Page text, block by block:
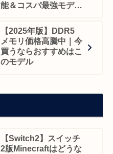
能＆コスパ最強モデル
【2025年版】DDR5
メモリ価格高騰中｜今
買うならおすすめはこ
のモデル
【Switch2】スイッチ
2版Minecraftはどうな